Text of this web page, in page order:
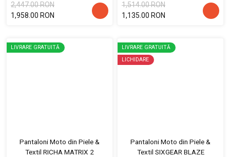
2,447.00 RON
1,958.00 RON
1,514.00 RON
1,135.00 RON
LIVRARE GRATUITĂ
Pantaloni Moto din Piele &
Textil RICHA MATRIX 2
LIVRARE GRATUITĂ
LICHIDARE
Pantaloni Moto din Piele &
Textil SIXGEAR BLAZE